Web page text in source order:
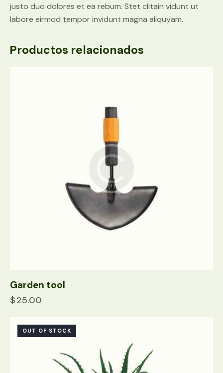
justo duo dolores et ea rebum. Stet clitain vidunt ut
labore eirmod tempor invidunt magna aliquyam.
Productos relacionados
Garden tool
$25.00
OUT OF STOCK